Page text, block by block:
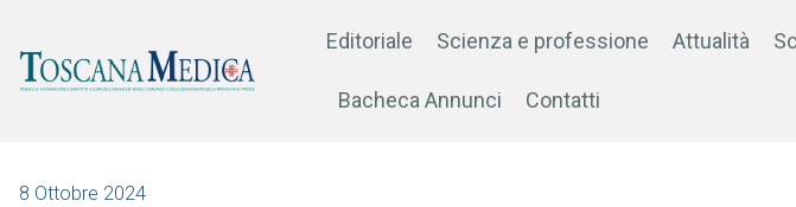
Editoriale Scienza e professione Attualità
Bacheca Annunci Contatti
8 Ottobre 2024